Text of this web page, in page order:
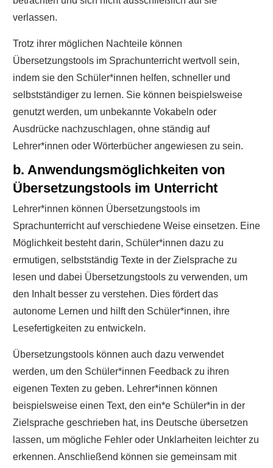
verlassen.
Trotz ihrer möglichen Nachteile können
Übersetzungstools im Sprachunterricht wertvoll sein,
indem sie den Schüler*innen helfen, schneller und
selbstständiger zu lernen. Sie können beispielsweise
genutzt werden, um unbekannte Vokabeln oder
Ausdrücke nachzuschlagen, ohne ständig auf
Lehrer*innen oder Wörterbücher angewiesen zu sein.
b. Anwendungsmöglichkeiten von
Übersetzungstools im Unterricht
Lehrer*innen können Übersetzungstools im
Sprachunterricht auf verschiedene Weise einsetzen. Eine
Möglichkeit besteht darin, Schüler*innen dazu zu
ermutigen, selbstständig Texte in der Zielsprache zu
lesen und dabei Übersetzungstools zu verwenden, um
den Inhalt besser zu verstehen. Dies fördert das
autonome Lernen und hilft den Schüler*innen, ihre
Lesefertigkeiten zu entwickeln.
Übersetzungstools können auch dazu verwendet
werden, um den Schüler*innen Feedback zu ihren
eigenen Texten zu geben. Lehrer*innen können
beispielsweise einen Text, den ein*e Schüler*in in der
Zielsprache geschrieben hat, ins Deutsche übersetzen
lassen, um mögliche Fehler oder Unklarheiten leichter zu
erkennen. Anschließend können sie gemeinsam mit